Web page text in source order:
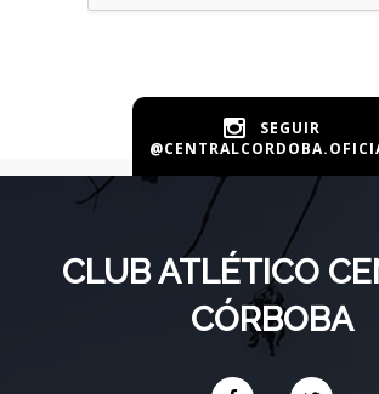
SEGUIR
CLUB ATLÉTICO
CÓRBOBA